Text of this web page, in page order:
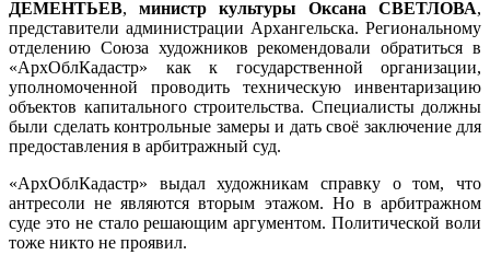
ДЕМЕНТЬЕВ, министр культуры Оксана СВЕТЛОВА,
представители администрации Архангельска. Региональному
отделению Союза художников рекомендовали обратиться в
«АрхОблКадастр» как к государственной организации,
уполномоченной проводить техническую инвентаризацию
объектов капитального строительства. Специалисты должны
были сделать контрольные замеры и дать своё заключение для
предоставления в арбитражный суд.
«АрхОблКадастр» выдал художникам справку о том, что
антресоли не являются вторым этажом. Но в арбитражном
суде это не стало решающим аргументом. Политической воли
тоже никто не проявил.